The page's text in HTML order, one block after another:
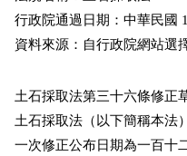
行政院通過日期：中華民國
資料來源：自行政院網站選
土石採取法第三十六條修正
土石採取法（以下簡稱本法
一次修正公布日期為一百十